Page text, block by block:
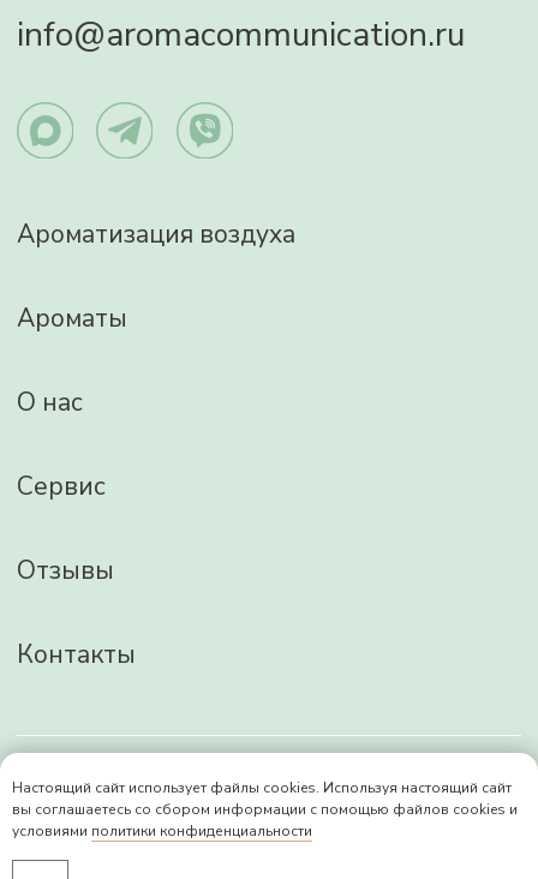
Настоящий сайт использует файлы cookies. Используя настоящий сайт
вы соглашаетесь со сбором информации с помощью файлов cookies и
условиями политики конфиденциальности